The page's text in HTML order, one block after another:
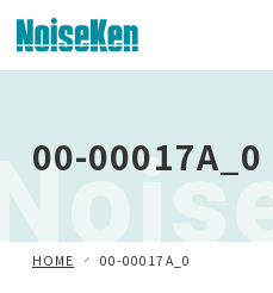
00-00017A_0
HOME 00-00017A_0
方形波インパルスノイズ試験器